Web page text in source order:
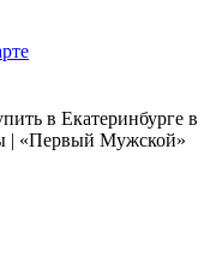
в Екатеринбурге в
| «Первый Мужской»